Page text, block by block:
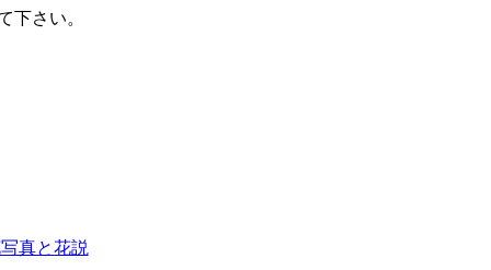
下さい。
真と花説